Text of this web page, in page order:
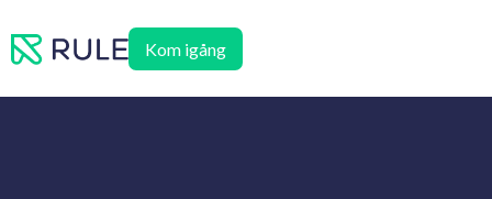
till
Kom igång